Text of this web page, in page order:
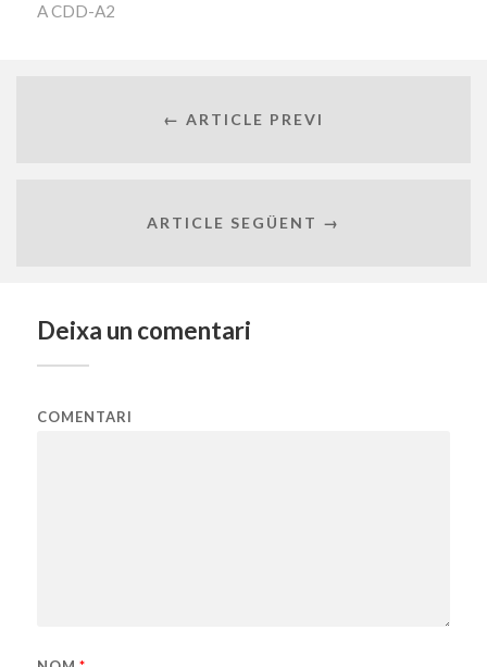
ACDD-A2
← ARTICLE PREVI
ARTICLE SEGÜENT →
Deixa un comentari
COMENTARI